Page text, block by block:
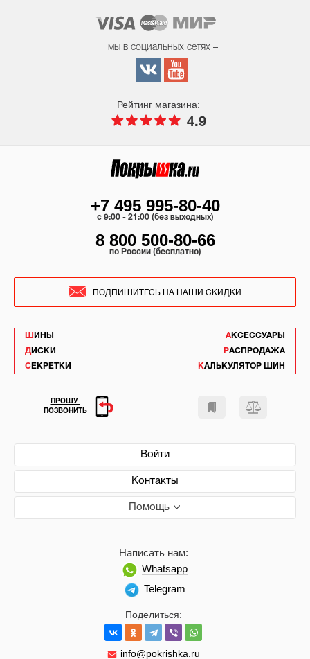
мы в социальных сетях –
Рейтинг магазина:
4.9
ШИНЫ
ДИСКИ
СЕКРЕТКИ
АКСЕССУАРЫ
РАСПРОДАЖА
КАЛЬКУЛЯТОР ШИН
Войти
Контакты
Помощь
Поделиться:
info@pokrishka.ru
Написать нам:
Whatsapp
Telegram
+7 495 995-80-40
c 9:00 - 21:00 (без выходных)
8 800 500-80-66
по России (бесплатно)
ПОДПИШИТЕСЬ НА НАШИ СКИДКИ
ПРОШУ
ПОЗВОНИТЬ